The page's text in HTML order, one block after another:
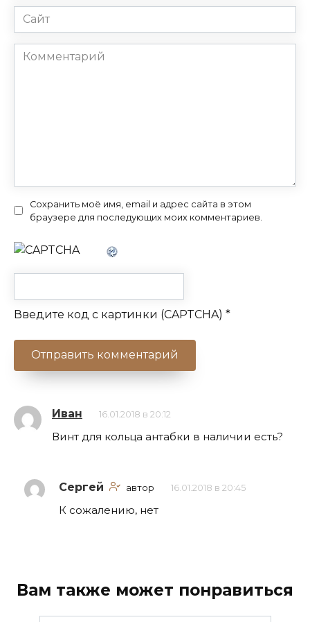
Сайт
Комментарий
Сохранить моё имя, email и адрес сайта в этом
браузере для последующих моих комментариев.
Введите код с картинки (CAPTCHA) *
Иван 16.01.2018 в 20:12
Винт для кольца антабки в наличии есть?
Сергей автор 16.01.2018 в 20:45
К сожалению, нет
Вам также может понравиться